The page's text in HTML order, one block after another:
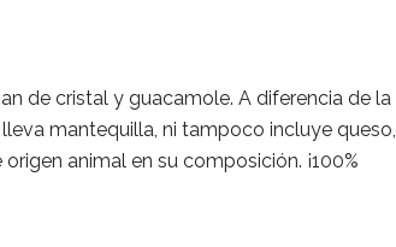
de cristal y guacamole. A diferencia de la
mantequilla, ni tampoco incluye queso,
animal en su composición. ¡100%